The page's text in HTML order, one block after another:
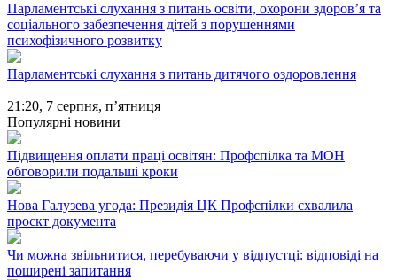
Парламентські слухання з питань освіти, охорони здоров’я та
соціального забезпечення дітей з порушеннями
психофізичного розвитку
Парламентські слухання з питань дитячого оздоровлення
21:20, 7 серпня, п’ятниця
Популярні новини
Підвищення оплати праці освітян: Профспілка та МОН
обговорили подальші кроки
Нова Галузева угода: Президія ЦК Профспілки схвалила
проєкт документа
Чи можна звільнитися, перебуваючи у відпустці: відповіді на
поширені запитання